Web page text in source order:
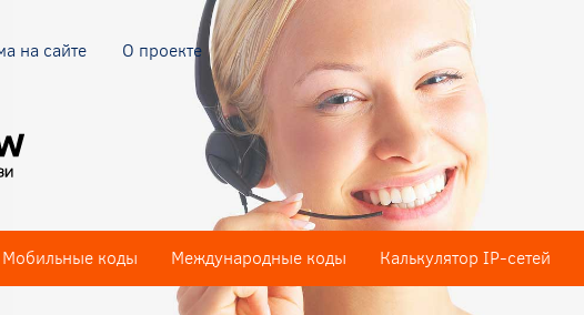
на сайте О проекте
Мобильные коды Международные коды Калькулятор IP-сетей